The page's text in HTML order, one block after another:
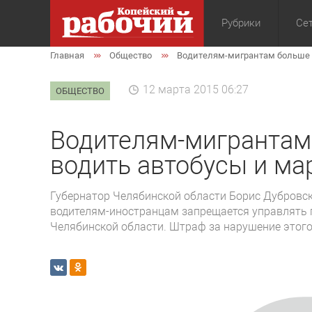
Рубрики
Общество
Главная Общество Водителям-мигрантам больше
ОБЩЕСТВО 12 марта 2015 06:27
Водителям-
водить автобусы и
Губернатор Челябинской области Борис
водителям-иностранцам запрещается
Челябинской области. Штраф за нарушение